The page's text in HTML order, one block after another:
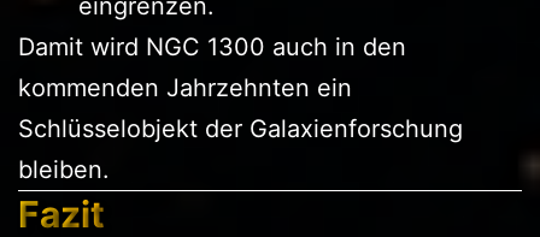
Damit wird NGC 1300 auch in den
kommenden Jahrzehnten ein
Schlüsselobjekt der Galaxienforschung
bleiben.
Fazit